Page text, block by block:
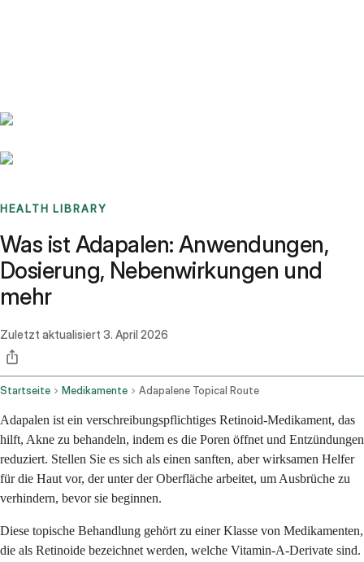
HEALTH LIBRARY
Was ist Adapalen: Anwendungen,
Dosierung, Nebenwirkungen und
mehr
Zuletzt aktualisiert 3. April 2026
Startseite Medikamente Adapalene Topical Route
Adapalen ist ein verschreibungspflichtiges Retinoid-Medikament, das
hilft, Akne zu behandeln, indem es die Poren öffnet und Entzündungen
reduziert. Stellen Sie es sich als einen sanften, aber wirksamen Helfer
für die Haut vor, der unter der Oberfläche arbeitet, um Ausbrüche zu
verhindern, bevor sie beginnen.
Diese topische Behandlung gehört zu einer Klasse von Medikamenten,
die als Retinoide bezeichnet werden, welche Vitamin-A-Derivate sind.